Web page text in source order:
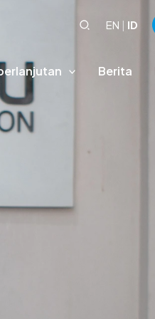
EN | ID
Berita